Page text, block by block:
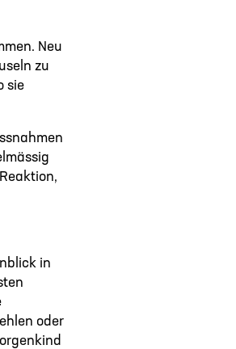
Neu
zu
sie
in
oder